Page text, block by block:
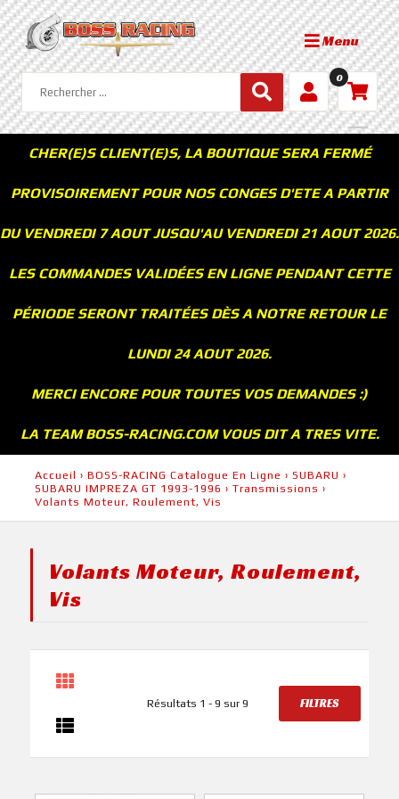
Menu
0
CHER(E)S CLIENT(E)S, LA BOUTIQUE SERA FERMÉ
PROVISOIREMENT POUR NOS CONGES D'ETE A PARTIR
DU VENDREDI 7 AOUT JUSQU'AU VENDREDI 21 AOUT 2026.
LES COMMANDES VALIDÉES EN LIGNE PENDANT CETTE
PÉRIODE SERONT TRAITÉES DÈS A NOTRE RETOUR LE
LUNDI 24 AOUT 2026.
MERCI ENCORE POUR TOUTES VOS DEMANDES :)
LA TEAM BOSS-RACING.COM VOUS DIT A TRES VITE.
Accueil › BOSS-RACING Catalogue En Ligne › SUBARU ›
SUBARU IMPREZA GT 1993-1996 › Transmissions ›
Volants Moteur, Roulement, Vis
Volants Moteur, Roulement,
Vis
Résultats 1 - 9 sur 9 FILTRES